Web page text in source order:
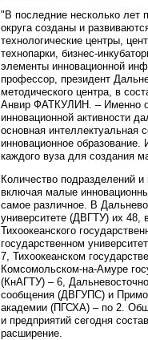
"В последние несколько лет
округа созданы и
технологические центры,
технопарки, бизнес-
элементы инновационной
профессор, президент
методического центра, в
Анвир ФАТКУЛИН. – Именно
инновационной активности
основная интеллектуальная
инновационное
каждого вуза для создания
Количество подразделений и
включая малые
самое различное. В
университете (ДВГТУ) их 48,
Тихоокеанского
государственном
7, Тихоокеанском
Комсомольском-на-Амуре
(КнАГТУ) – 6,
сообщения (ДВГУПС) и
академии (ПГСХА) – по 2.
и предприятий сегодня
расширение.